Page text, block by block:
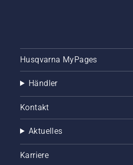
Husqvarna MyPages
Händler
Kontakt
Aktuelles
Karriere